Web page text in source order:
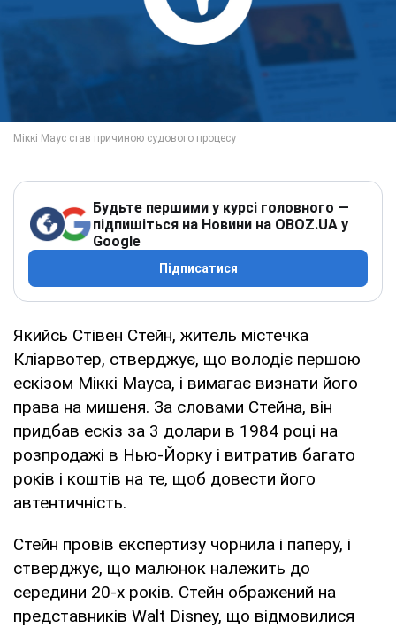
Будьте першими у курсі головного —
підпишіться на Новини на OBOZ.UA у
Google
Підписатися
Якийсь Стівен Стейн, житель містечка
Кліарвотер, стверджує, що володіє першою
ескізом Міккі Мауса, і вимагає визнати його
права на мишеня. За словами Стейна, він
придбав ескіз за 3 долари в 1984 році на
розпродажі в Нью-Йорку і витратив багато
років і коштів на те, щоб довести його
автентичність.
Стейн провів експертизу чорнила і паперу, і
стверджує, що малюнок належить до
середини 20-х років. Стейн ображений на
представників Walt Disney, що відмовилися